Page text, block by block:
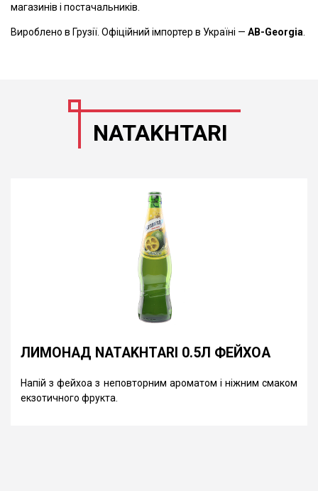
магазинів і постачальників.
Вироблено в Грузії. Офіційний імпортер в Україні — AB-Georgia
NATAKHTARI
ЛИМОНАД NATAKHTARI 0.5Л ФЕЙХОА
Напій з фейхоа з неповторним ароматом і ніжним смаком
екзотичного фрукта.